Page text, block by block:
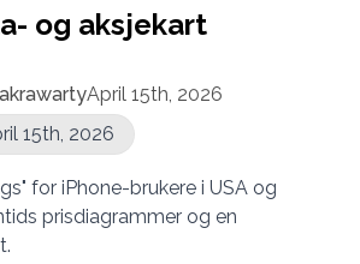
og aksjekart
April 15th, 2026
15th, 2026
for iPhone-brukere i USA og
prisdiagrammer og en